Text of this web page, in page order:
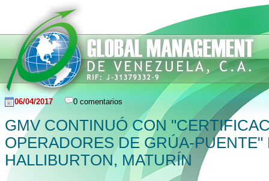
06/04/2017 0 comentarios
GMV CONTINUÓ CON
OPERADORES DE GRÚA-PUENTE"
HALLIBURTON, MATURÍN